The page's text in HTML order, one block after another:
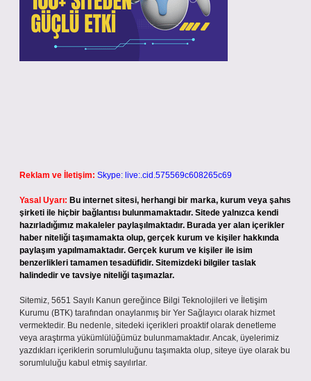
Reklam ve İletişim: Skype: live:.cid.575569c608265c69
Yasal Uyarı: Bu internet sitesi, herhangi bir marka, kurum veya şahıs
şirketi ile hiçbir bağlantısı bulunmamaktadır. Sitede yalnızca kendi
hazırladığımız makaleler paylaşılmaktadır. Burada yer alan içerikler
haber niteliği taşımamakta olup, gerçek kurum ve kişiler hakkında
paylaşım yapılmamaktadır. Gerçek kurum ve kişiler ile isim
benzerlikleri tamamen tesadüfidir. Sitemizdeki bilgiler taslak
halindedir ve tavsiye niteliği taşımazlar.
Sitemiz, 5651 Sayılı Kanun gereğince Bilgi Teknolojileri ve İletişim
Kurumu (BTK) tarafından onaylanmış bir Yer Sağlayıcı olarak hizmet
vermektedir. Bu nedenle, sitedeki içerikleri proaktif olarak denetleme
veya araştırma yükümlülüğümüz bulunmamaktadır. Ancak, üyelerimiz
yazdıkları içeriklerin sorumluluğunu taşımakta olup, siteye üye olarak bu
sorumluluğu kabul etmiş sayılırlar.